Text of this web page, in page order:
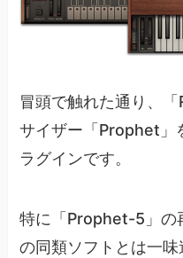
冒頭で触れた通り、
サイザー「Prophet」
ラグインです。
特に「Prophet-5」の
の同類ソフトとは一味